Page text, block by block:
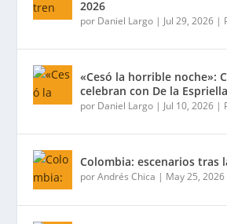
2026
por Daniel Largo | Jul 29, 2026 |
«Cesó la horrible noche»:
celebran con De la Espriella
por Daniel Largo | Jul 10, 2026 |
Colombia: escenarios tras
porAndrés Chica | May 25, 2026